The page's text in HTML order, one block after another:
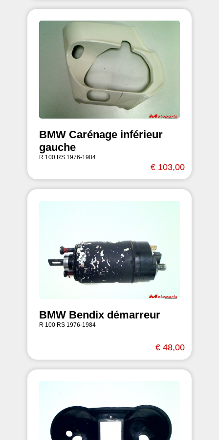
BMW Carénage inférieur
gauche
R 100 RS 1976-1984
€ 103,00
BMW Bendix démarreur
R 100 RS 1976-1984
€ 48,00